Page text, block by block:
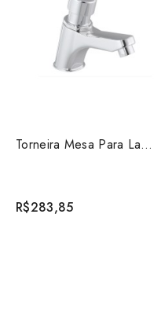
Torneira Mesa Para Lavatório Decamatic Smart Cromado D...
R$283,85